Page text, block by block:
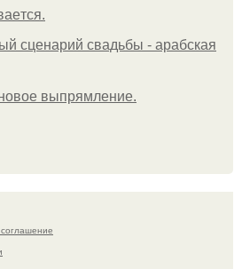
сценарий свадьбы - арабская
выпрямление.